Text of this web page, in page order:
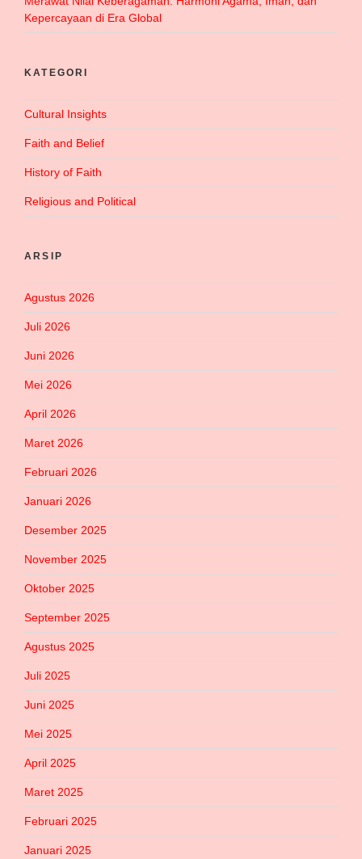
Kepercayaan di Era Global
KATEGORI
Cultural Insights
Faith and Belief
History of Faith
Religious and Political
ARSIP
Agustus 2026
Juli 2026
Juni 2026
Mei 2026
April 2026
Maret 2026
Februari 2026
Januari 2026
Desember 2025
November 2025
Oktober 2025
September 2025
Agustus 2025
Juli 2025
Juni 2025
Mei 2025
April 2025
Maret 2025
Februari 2025
Januari 2025